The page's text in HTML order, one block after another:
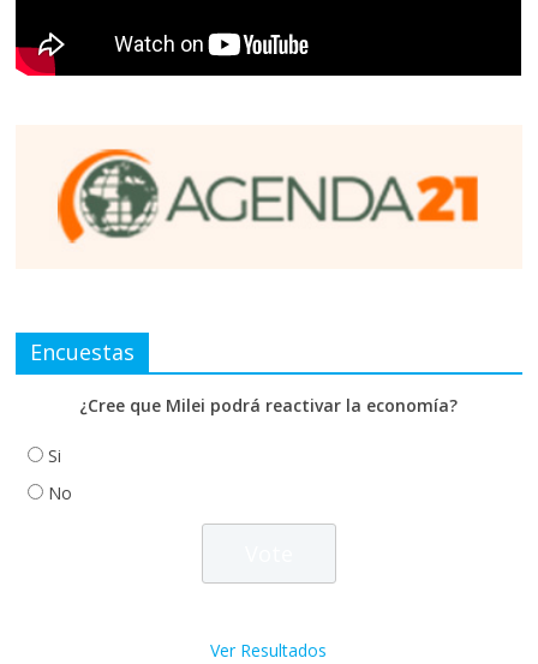
Encuestas
¿Cree que Milei podrá reactivar la economía?
Si
No
Ver Resultados